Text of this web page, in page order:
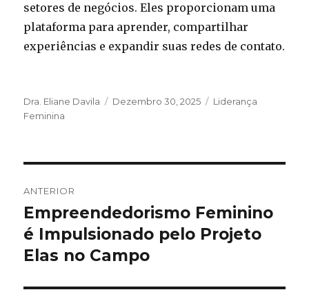
setores de negócios. Eles proporcionam uma
plataforma para aprender, compartilhar
experiências e expandir suas redes de contato.
Autor
Dra. Eliane Davila
Publicado
Dezembro 30, 2025 Categorias
Liderança
Feminina
de
artigos
ANTERIOR
Artigo
anterior:
Empreendedorismo Feminino
é Impulsionado pelo Projeto
Elas no Campo